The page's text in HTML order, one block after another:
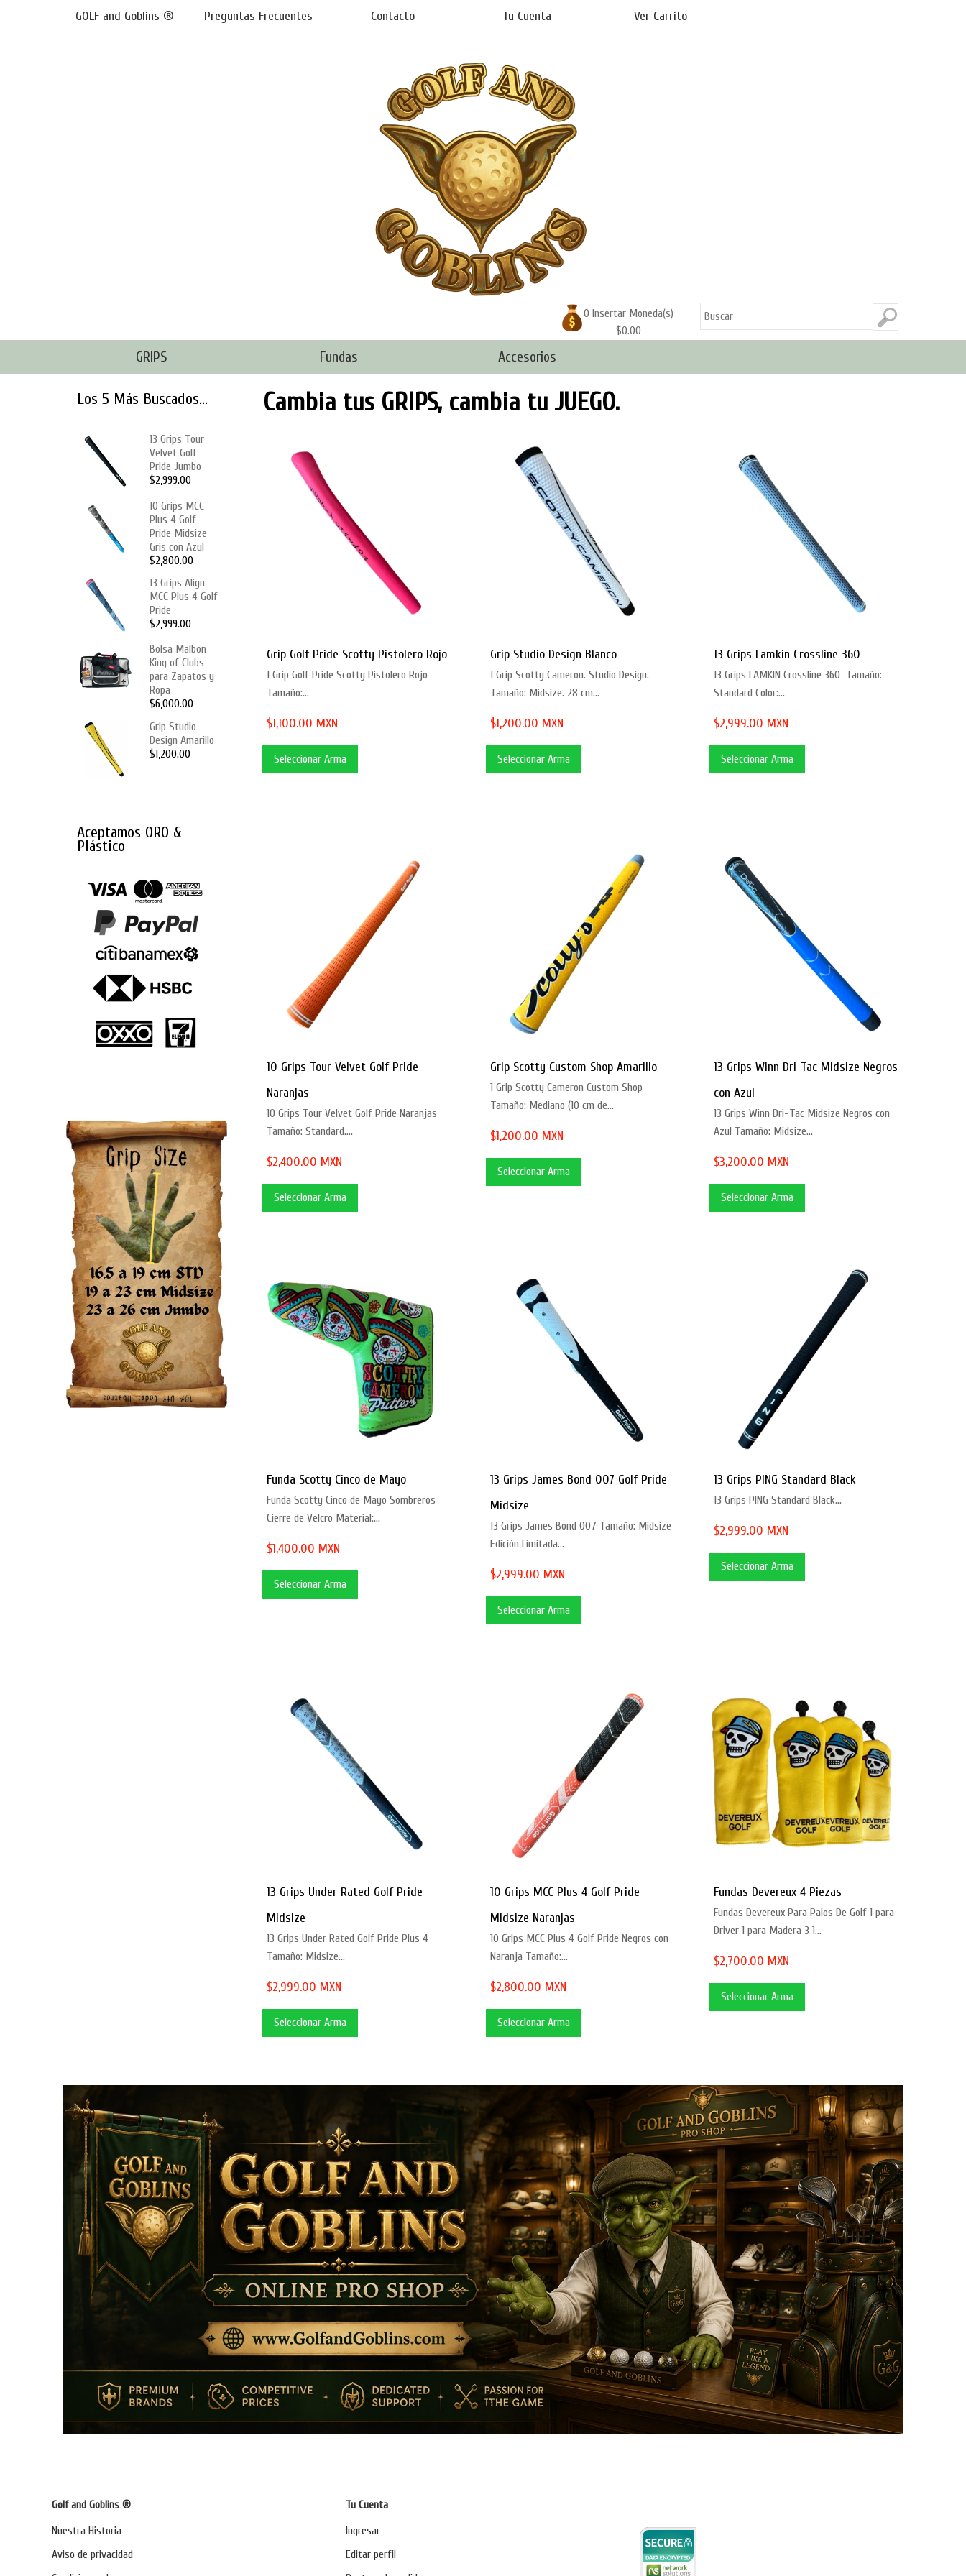
GOLF and Goblins ® Preguntas Frecuentes Contacto Tu Cuenta Ver Carrito
0 Insertar Moneda(s)
$0.00
GRIPS Fundas Accesorios
Los 5 Más Buscados...
13 Grips Tour
Velvet Golf
Pride Jumbo
$2,999.00
10 Grips MCC
Plus 4 Golf
Pride Midsize
Gris con Azul
$2,800.00
13 Grips Align
MCC Plus 4 Golf
Pride
$2,999.00
Bolsa Malbon
King of Clubs
para Zapatos y
Ropa
$6,000.00
Grip Studio
Design Amarillo
$1,200.00
Aceptamos ORO &
Plástico
Cambia tus GRIPS, cambia tu JUEGO.
Grip Golf Pride Scotty Pistolero Rojo
1 Grip Golf Pride Scotty Pistolero Rojo
Tamaño:...
$1,100.00 MXN
Seleccionar Arma
Grip Studio Design Blanco
1 Grip Scotty Cameron. Studio Design.
Tamaño: Midsize. 28 cm...
$1,200.00 MXN
Seleccionar Arma
13 Grips Lamkin Crossline 360
13 Grips LAMKIN Crossline 360 Tamaño:
Standard Color:...
$2,999.00 MXN
Seleccionar Arma
10 Grips Tour Velvet Golf Pride
Naranjas
10 Grips Tour Velvet Golf Pride Naranjas
Tamaño: Standard....
$2,400.00 MXN
Seleccionar Arma
Grip Scotty Custom Shop Amarillo
1 Grip Scotty Cameron Custom Shop
Tamaño: Mediano (10 cm de...
$1,200.00 MXN
Seleccionar Arma
13 Grips Winn Dri-Tac Midsize Negros
con Azul
13 Grips Winn Dri-Tac Midsize Negros con
Azul Tamaño: Midsize...
$3,200.00 MXN
Seleccionar Arma
Funda Scotty Cinco de Mayo
Funda Scotty Cinco de Mayo Sombreros
Cierre de Velcro Material:...
$1,400.00 MXN
Seleccionar Arma
13 Grips James Bond 007 Golf Pride
Midsize
13 Grips James Bond 007 Tamaño: Midsize
Edición Limitada...
$2,999.00 MXN
Seleccionar Arma
13 Grips PING Standard Black
13 Grips PING Standard Black...
$2,999.00 MXN
Seleccionar Arma
13 Grips Under Rated Golf Pride
Midsize
13 Grips Under Rated Golf Pride Plus 4
Tamaño: Midsize...
$2,999.00 MXN
Seleccionar Arma
10 Grips MCC Plus 4 Golf Pride
Midsize Naranjas
10 Grips MCC Plus 4 Golf Pride Negros con
Naranja Tamaño:...
$2,800.00 MXN
Seleccionar Arma
Fundas Devereux 4 Piezas
Fundas Devereux Para Palos De Golf 1 para
Driver 1 para Madera 3 1...
$2,700.00 MXN
Seleccionar Arma
Golf and Goblins ®
Nuestra Historia
Aviso de privacidad
Tu Cuenta
Ingresar
Editar perfil